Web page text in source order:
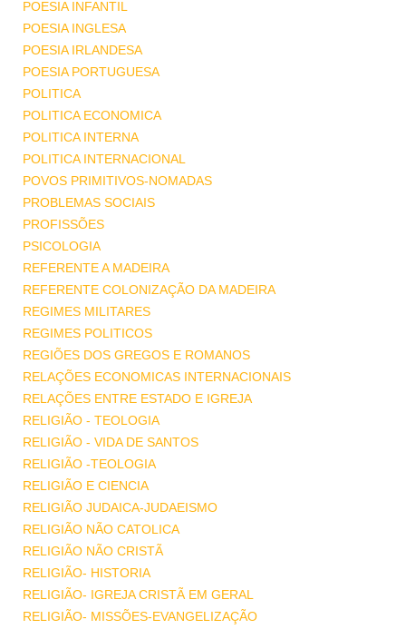
POESIA INFANTIL
POESIA INGLESA
POESIA IRLANDESA
POESIA PORTUGUESA
POLITICA
POLITICA ECONOMICA
POLITICA INTERNA
POLITICA INTERNACIONAL
POVOS PRIMITIVOS-NOMADAS
PROBLEMAS SOCIAIS
PROFISSÕES
PSICOLOGIA
REFERENTE A MADEIRA
REFERENTE COLONIZAÇÃO DA MADEIRA
REGIMES MILITARES
REGIMES POLITICOS
REGIÕES DOS GREGOS E ROMANOS
RELAÇÕES ECONOMICAS INTERNACIONAIS
RELAÇÕES ENTRE ESTADO E IGREJA
RELIGIÃO - TEOLOGIA
RELIGIÃO - VIDA DE SANTOS
RELIGIÃO -TEOLOGIA
RELIGIÃO E CIENCIA
RELIGIÃO JUDAICA-JUDAEISMO
RELIGIÃO NÃO CATOLICA
RELIGIÃO NÃO CRISTÃ
RELIGIÃO- HISTORIA
RELIGIÃO- IGREJA CRISTÃ EM GERAL
RELIGIÃO- MISSÕES-EVANGELIZAÇÃO